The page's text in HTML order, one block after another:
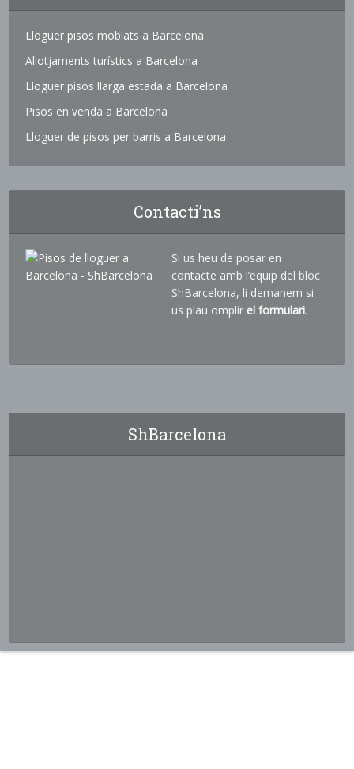
Lloguer pisos moblats a Barcelona
Allotjaments turístics a Barcelona
Lloguer pisos llarga estada a Barcelona
Pisos en venda a Barcelona
Lloguer de pisos per barris a Barcelona
Contacti’ns
Si us heu de posar en
contacte amb l’equip del bloc
ShBarcelona, li demanem si
us plau omplir el formulari.
ShBarcelona